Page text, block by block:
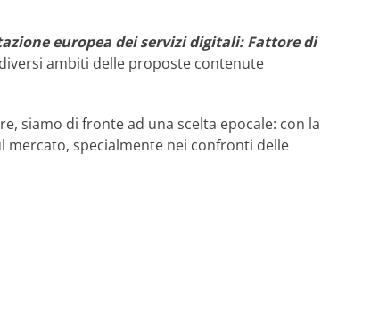
europea dei servizi digitali: Fattore di
ambiti delle proposte contenute
siamo di fronte ad una scelta epocale: con la
mercato, specialmente nei confronti delle